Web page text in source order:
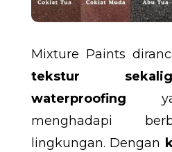
Mixture Paints
tekstur
waterproofing
menghadapi
lingkungan. Dengan